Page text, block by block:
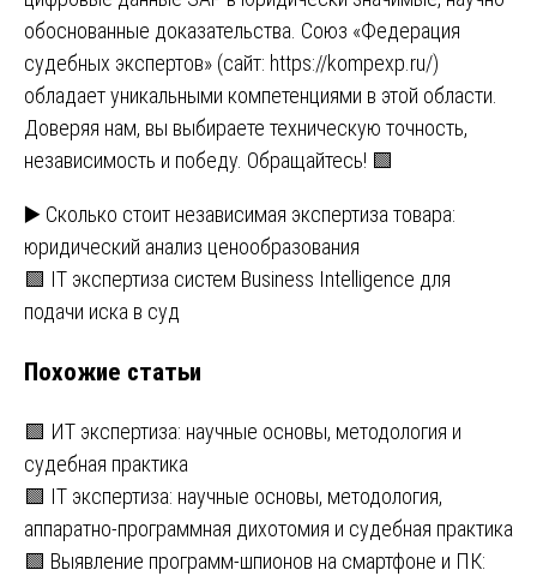
обоснованные доказательства. Союз «Федерация
судебных экспертов» (сайт: https://kompexp.ru/)
обладает уникальными компетенциями в этой области.
Доверяя нам, вы выбираете техническую точность,
независимость и победу. Обращайтесь! 🟩
Навигация
по
записям
▶️ Сколько стоит независимая экспертиза товара:
юридический анализ ценообразования
🟩 IT экспертиза систем Business Intelligence для
подачи иска в суд
Похожие статьи
🟩 ИТ экспертиза: научные основы, методология и
судебная практика
🟩 IT экспертиза: научные основы, методология,
аппаратно-программная дихотомия и судебная практика
🟩 Выявление программ-шпионов на смартфоне и ПК: